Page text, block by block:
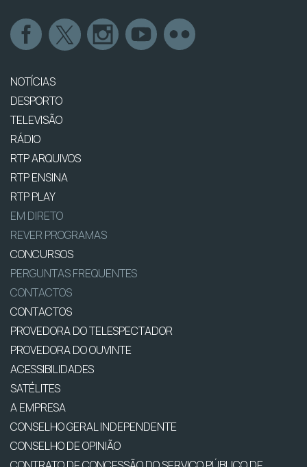
NOTÍCIAS
DESPORTO
TELEVISÃO
RÁDIO
RTP ARQUIVOS
RTP ENSINA
RTP PLAY
EM DIRETO
REVER PROGRAMAS
CONCURSOS
PERGUNTAS FREQUENTES
CONTACTOS
CONTACTOS
PROVEDORA DO TELESPECTADOR
PROVEDORA DO OUVINTE
ACESSIBILIDADES
SATÉLITES
A EMPRESA
CONSELHO GERAL INDEPENDENTE
CONSELHO DE OPINIÃO